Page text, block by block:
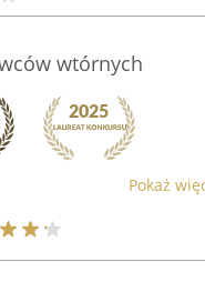
wtórnych
Pokaż